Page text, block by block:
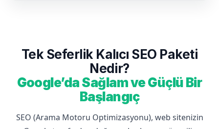
Tek Seferlik Kalıcı SEO Paketi
Nedir?
Google’da Sağlam ve Güçlü Bir
Başlangıç
SEO (Arama Motoru Optimizasyonu), web sitenizin